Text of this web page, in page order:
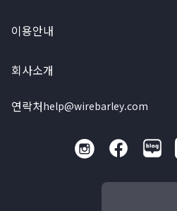
이용안내
회사소개
연락처help@wirebarley.com